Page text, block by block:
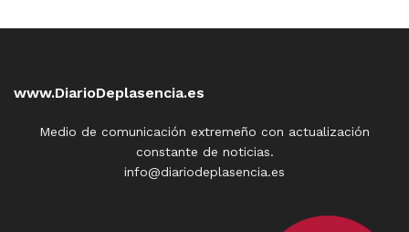
www.DiarioDeplasencia.es
Medio de comunicación extremeño con actualización
constante de noticias.
info@diariodeplasencia.es